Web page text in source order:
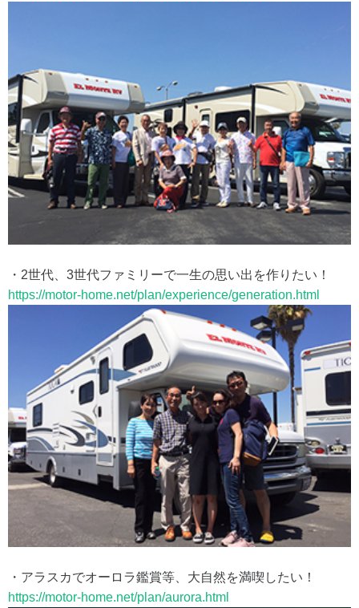
・2世代、3世代ファミリーで一生の思い出を作りたい！
https://motor-home.net/plan/experience/generation.html
・アラスカでオーロラ鑑賞等、大自然を満喫したい！
https://motor-home.net/plan/aurora.html